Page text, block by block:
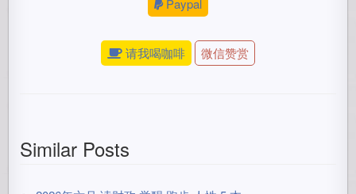
Paypal
请我喝咖啡 微信赞赏
Similar Posts